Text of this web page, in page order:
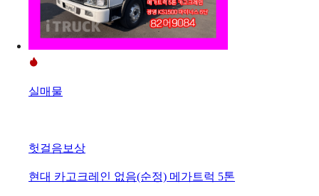
실매물
헛걸음보상
현대 카고크레인 없음(순정) 메가트럭 5톤